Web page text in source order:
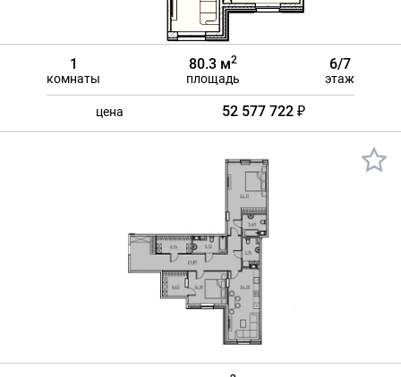
1
комнаты
80.3 м2
площадь
6/7
этаж
цена 52 577 722 ₽